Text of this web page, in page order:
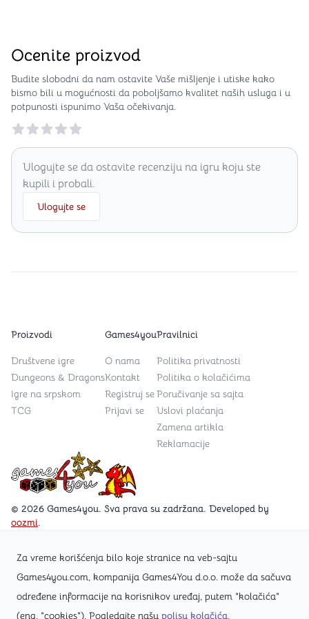
Za vreme korišćenja bilo koje stranice na veb-sajtu
Games4you.com, kompanija Games4You d.o.o. može da sačuva
određene informacije na korisnikov uređaj, putem "kolačića"
(eng. "cookies"). Pogledajte našu polisu kolačića.
Ocenite proizvod
Budite slobodni da nam ostavite Vaše mišljenje i utiske kako
bismo bili u mogućnosti da poboljšamo kvalitet naših usluga i u
potpunosti ispunimo Vaša očekivanja.
Reviews
Ulogujte se da ostavite recenziju na igru koju ste
kupili i probali.
Ulogujte se
Games4you logo
© 2026 Games4you. Sva prava su zadržana. Developed by
oozmi.
Posetite Facebook stranicu /Games4you.rs
Zapratite Instagram profil @games4yours
Proizvodi
Društvene igre
Dungeons & Dragons
Igre na srpskom
TCG
Games4you
O nama
Kontakt
Registruj se
Prijavi se
Pravilnici
Politika privatnosti
Politika o kolačićima
Poručivanje sa sajta
Uslovi plaćanja
Zamena artikla
Reklamacije